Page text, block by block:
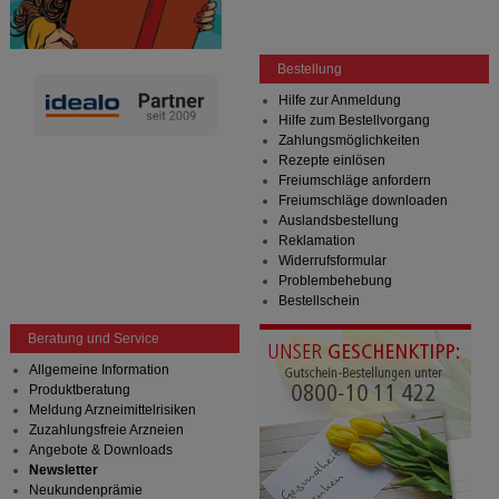
Bestellung
Hilfe zur Anmeldung
Hilfe zum Bestellvorgang
Zahlungsmöglichkeiten
Rezepte einlösen
Freiumschläge anfordern
Freiumschläge downloaden
Auslandsbestellung
Reklamation
Widerrufsformular
Problembehebung
Bestellschein
Beratung und Service
Allgemeine Information
Produktberatung
Meldung Arzneimittelrisiken
Zuzahlungsfreie Arzneien
Angebote & Downloads
Newsletter
Neukundenprämie